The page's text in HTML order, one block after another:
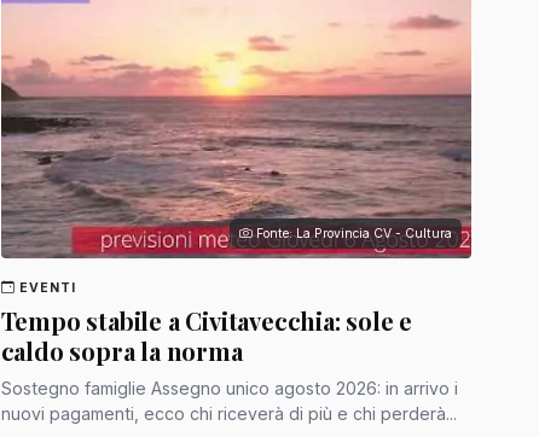
Fonte: La Provincia CV - Cultura
EVENTI
Tempo stabile a Civitavecchia: sole e
caldo sopra la norma
Sostegno famiglie Assegno unico agosto 2026: in arrivo i
nuovi pagamenti, ecco chi riceverà di più e chi perderà...